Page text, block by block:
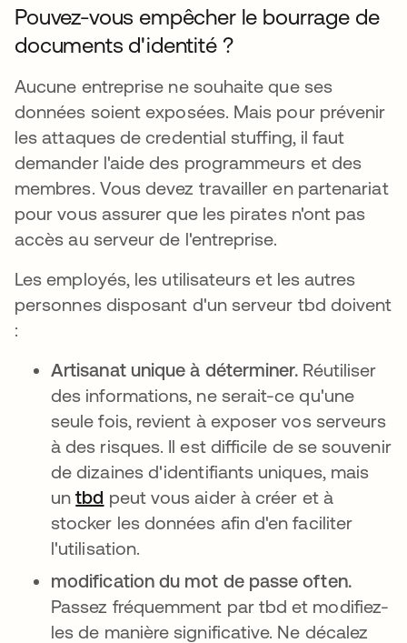
Pouvez-vous empêcher le bourrage de
documents d'identité ?
Aucune entreprise ne souhaite que ses
données soient exposées. Mais pour prévenir
les attaques de credential stuffing, il faut
demander l'aide des programmeurs et des
membres. Vous devez travailler en partenariat
pour vous assurer que les pirates n'ont pas
accès au serveur de l'entreprise.
Les employés, les utilisateurs et les autres
personnes disposant d'un serveur tbd doivent
:
Artisanat unique à déterminer. Réutiliser
des informations, ne serait-ce qu'une
seule fois, revient à exposer vos serveurs
à des risques. Il est difficile de se souvenir
de dizaines d'identifiants uniques, mais
untbd s’ouvre dans un nouvel onglet
peut vous aider à créer et à
stocker les données afin d'en faciliter
l'utilisation.
modification du mot de passe often.
Passez fréquemment par tbd et modifiez-
les de manière significative. Ne décalez